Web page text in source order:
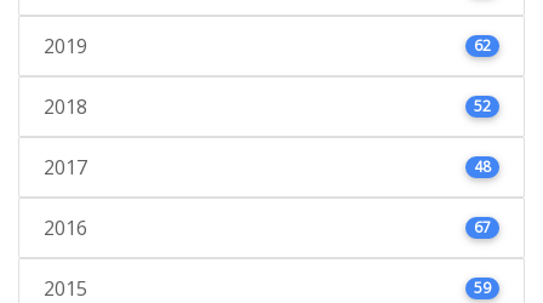
2019 62
2018 52
2017 48
2016 67
2015 59